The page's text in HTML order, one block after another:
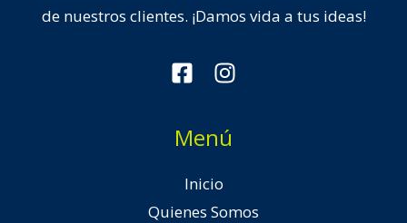
de nuestros clientes. ¡Damos vida a tus ideas!
Menú
Inicio
Quienes Somos